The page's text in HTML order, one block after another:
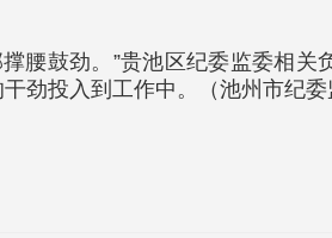
腰鼓劲。”贵池区纪委监委相
劲投入到工作中。（池州市纪委